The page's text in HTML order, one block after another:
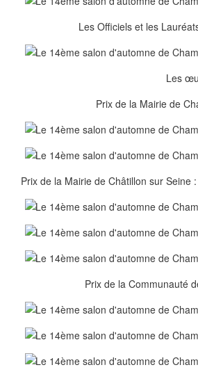
Les Officiels et les
Les
Prix de la Mairie de
Prix de la Mairie de Châtillon sur Seine
Prix de la Communauté